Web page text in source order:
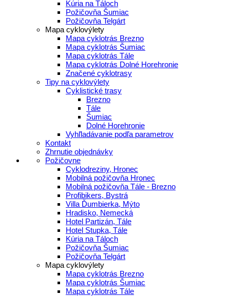
Kúria na Táloch
Požičovňa Šumiac
Požičovňa Telgárt
Mapa cyklovýlety
Mapa cyklotrás Brezno
Mapa cyklotrás Šumiac
Mapa cyklotrás Tále
Mapa cyklotrás Dolné Horehronie
Značené cyklotrasy
Tipy na cyklovýlety
Cyklistické trasy
Brezno
Tále
Šumiac
Dolné Horehronie
Vyhľladávanie podľa parametrov
Kontakt
Zhrnutie objednávky
Požičovne
Cyklodreziny, Hronec
Mobilná požičovňa Hronec
Mobilná požičovňa Tále - Brezno
Profibikers, Bystrá
Villa Ďumbierka, Mýto
Hradisko, Nemecká
Hotel Partizán, Tále
Hotel Stupka, Tále
Kúria na Táloch
Požičovňa Šumiac
Požičovňa Telgárt
Mapa cyklovýlety
Mapa cyklotrás Brezno
Mapa cyklotrás Šumiac
Mapa cyklotrás Tále